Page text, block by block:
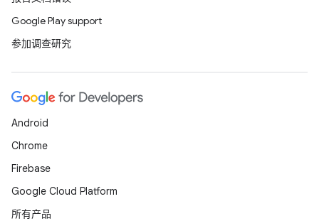
Google Play support
参加调查研究
Android
Chrome
Firebase
Google Cloud Platform
所有产品